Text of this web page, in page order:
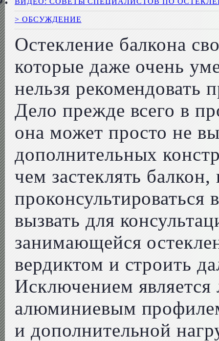
> ОБСУЖДЕНИЕ
Остекление балкона
которые даже очень
нельзя рекомендовать
Дело прежде всего в
она может просто не
дополнительных
чем застеклять
вызвать для
занимающейся
вердиктом и строить
Исключением является
алюминиевым
и дополнительной